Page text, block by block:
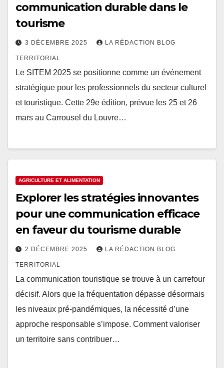
communication durable dans le
tourisme
3 DÉCEMBRE 2025 LA RÉDACTION BLOG
TERRITORIAL
Le SITEM 2025 se positionne comme un événement
stratégique pour les professionnels du secteur culturel
et touristique. Cette 29e édition, prévue les 25 et 26
mars au Carrousel du Louvre…
AGRICULTURE ET ALIMENTATION
Explorer les stratégies innovantes
pour une communication efficace
en faveur du tourisme durable
2 DÉCEMBRE 2025 LA RÉDACTION BLOG
TERRITORIAL
La communication touristique se trouve à un carrefour
décisif. Alors que la fréquentation dépasse désormais
les niveaux pré-pandémiques, la nécessité d’une
approche responsable s’impose. Comment valoriser
un territoire sans contribuer…